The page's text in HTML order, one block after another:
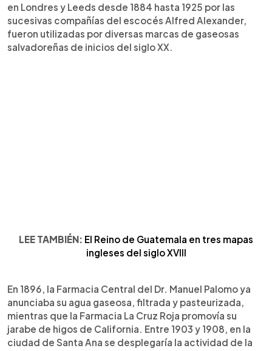
en Londres y Leeds desde 1884 hasta 1925 por las
sucesivas compañías del escocés Alfred Alexander,
fueron utilizadas por diversas marcas de gaseosas
salvadoreñas de inicios del siglo XX.
LEE TAMBIÉN: El Reino de Guatemala en tres mapas
ingleses del siglo XVIII
En 1896, la Farmacia Central del Dr. Manuel Palomo ya
anunciaba su agua gaseosa, filtrada y pasteurizada,
mientras que la Farmacia La Cruz Roja promovía su
jarabe de higos de California. Entre 1903 y 1908, en la
ciudad de Santa Ana se desplegaría la actividad de la